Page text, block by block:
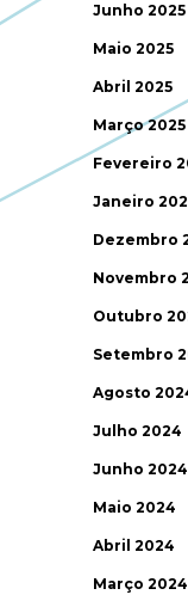
Junho 2025
Maio 2025
Abril 2025
Março 2025
Fevereiro
Janeiro
Dezembro
Novembro
Outubro
Setembro
Agosto
Julho 2024
Junho 2024
Maio 2024
Abril 2024
Março 2024